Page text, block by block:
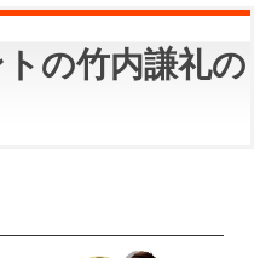
の竹内謙礼の